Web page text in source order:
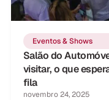
Eventos & Shows
Salão do
visitar, o que
fila
novembro 24, 2025